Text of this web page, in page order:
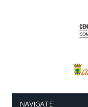
NAVIGATE